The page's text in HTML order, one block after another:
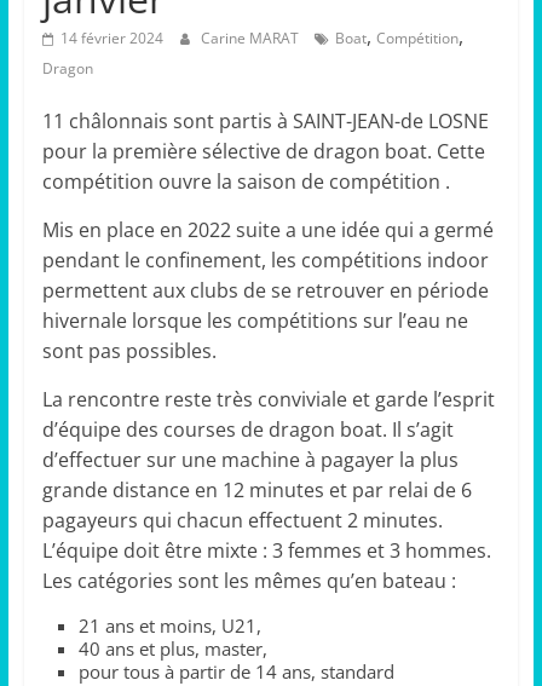
14 février 2024 Carine MARAT Boat, Compétition,
Dragon
11 châlonnais sont partis à SAINT-JEAN-de LOSNE
pour la première sélective de dragon boat. Cette
compétition ouvre la saison de compétition .
Mis en place en 2022 suite a une idée qui a germé
pendant le confinement, les compétitions indoor
permettent aux clubs de se retrouver en période
hivernale lorsque les compétitions sur l’eau ne
sont pas possibles.
La rencontre reste très conviviale et garde l’esprit
d’équipe des courses de dragon boat. Il s’agit
d’effectuer sur une machine à pagayer la plus
grande distance en 12 minutes et par relai de 6
pagayeurs qui chacun effectuent 2 minutes.
L’équipe doit être mixte : 3 femmes et 3 hommes.
Les catégories sont les mêmes qu’en bateau :
21 ans et moins, U21,
40 ans et plus, master,
pour tous à partir de 14 ans, standard